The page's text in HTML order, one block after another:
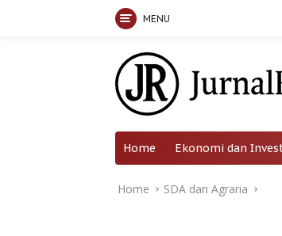
MENU
Home Ekonomi dan
Home SDA dan Agraria